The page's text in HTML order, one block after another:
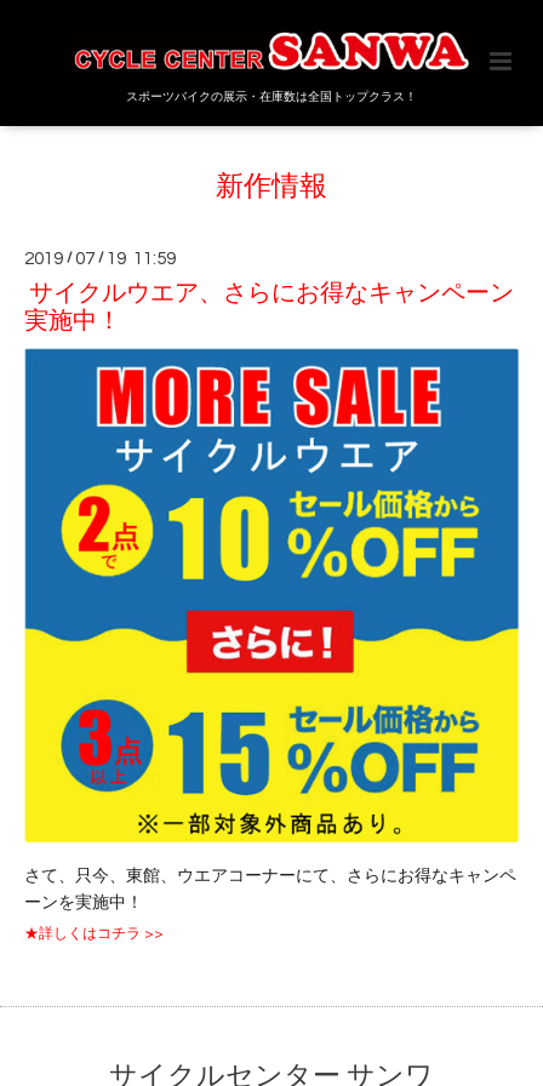
スポーツバイクの展示・在庫数は全国トップクラス！
新作情報
2019 /07 / 19 11:59
サイクルウエア、さらにお得なキャンペーン
実施中！
さて、只今、東館、ウエアコーナーにて、さらにお得なキャンペ
ーンを実施中！
★詳しくはコチラ >>
サイクルセンター サンワ